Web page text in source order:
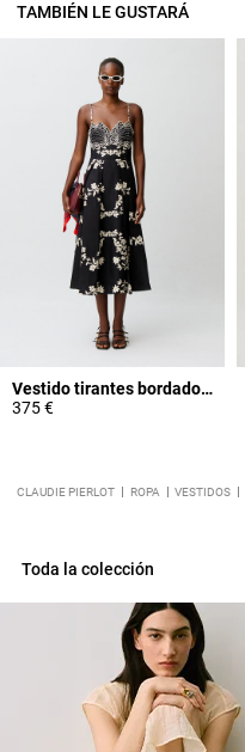
TAMBIÉN LE GUSTARÁ
Vestido tirantes bordados florales
375 €
CLAUDIE PIERLOT ROPA VESTIDOS
Toda la colección